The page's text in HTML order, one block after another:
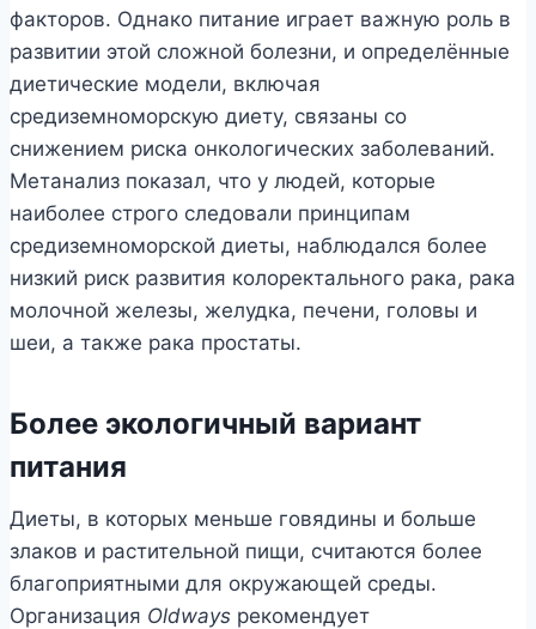
факторов. Однако питание играет важную роль в
развитии этой сложной болезни, и определённые
диетические модели, включая
средиземноморскую диету, связаны со
снижением риска онкологических заболеваний.
Метанализ показал, что у людей, которые
наиболее строго следовали принципам
средиземноморской диеты, наблюдался более
низкий риск развития колоректального рака, рака
молочной железы, желудка, печени, головы и
шеи, а также рака простаты.
Более экологичный вариант
питания
Диеты, в которых меньше говядины и больше
злаков и растительной пищи, считаются более
благоприятными для окружающей среды.
Организация Oldways рекомендует